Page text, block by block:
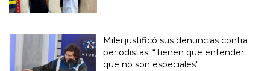
Milei justificó sus denuncias contra
periodistas: “Tienen que entender
que no son especiales"